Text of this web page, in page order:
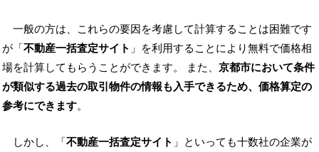
一般の方は、これらの要因を考慮して計算することは困難です
が「不動産一括査定サイト 」を利用することにより無料で価格相
場を計算してもらうことができます。 また、 京都市において条件
が類似する過去の取引物件の情報も入手できるため、価格算定の
参考にできます。
しかし、「不動産一括査定サイト 」といっても十数社の企業が